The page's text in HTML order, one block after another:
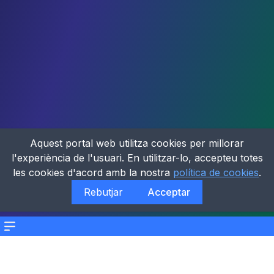
Menu
Aquest portal web utilitza cookies per millorar
l'experiència de l'usuari. En utilitzar-lo, accepteu totes
les cookies d'acord amb la nostra política de cookies.
Rebutjar
Acceptar